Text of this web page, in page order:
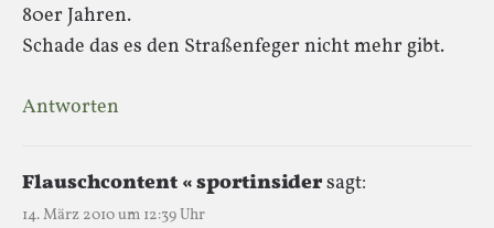
80er Jahren.
Schade das es den Straßenfeger nicht mehr gibt.
Antworten
Flauschcontent « sportinsidersagt:
14. März 2010 um 12:39 Uhr